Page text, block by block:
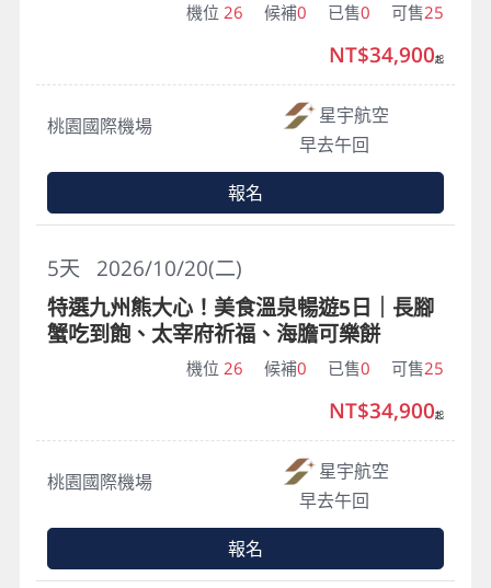
機位 26 候補0 已售0 可售25
桃園國際機場
星宇航空
早去午回
NT$34,900起
報名
2026/10/20(二)
5天
特選九州熊大心！美食溫泉暢遊5日｜長腳
蟹吃到飽、太宰府祈福、海膽可樂餅
機位 26 候補0 已售0 可售25
桃園國際機場
星宇航空
早去午回
NT$34,900起
報名